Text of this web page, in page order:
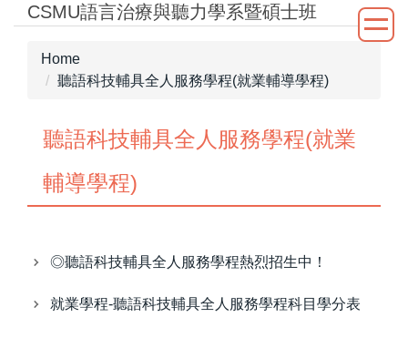
JumpCSMU語言治療與聽力學系暨碩士班
Home
聽語科技輔具全人服務學程(就業輔導學程)
聽語科技輔具全人服務學程(就業
輔導學程)
◎聽語科技輔具全人服務學程熱烈招生中！
就業學程-聽語科技輔具全人服務學程科目學分表